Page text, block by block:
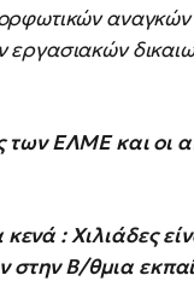
εργασιακών
των ΕΛΜΕ και οι
κενά :Χιλιάδες
στην Β/θμια